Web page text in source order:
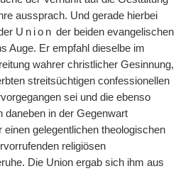
aussprach. Und gerade hierbei
Union der beiden evangelischen
Auge. Er empfahl dieselbe im
wahrer christlicher Gesinnung,
streitsüchtigen confessionellen
sei und die ebenso
daneben in der Gegenwart
einen gelegentlichen theologischen
religiösen
Die Union ergab sich ihm aus